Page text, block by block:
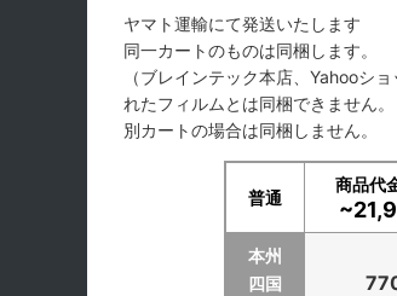
ヤマト運輸にて発送いたします
同一カートのものは同梱します。
（ブレインテック本店、Yahooシ
れたフィルムとは同梱できません。
別カートの場合は同梱しません。
普通
商品代
本州
四国